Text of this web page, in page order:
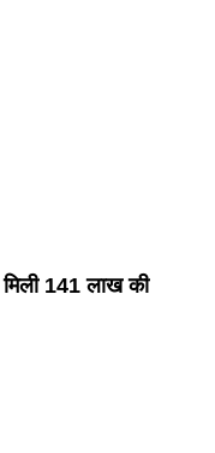
मिली 141 लाख की